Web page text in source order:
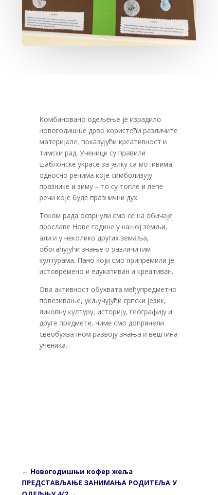
Комбиновано одељење је израдило
новогодишње дрво користећи различите
материјале, показујући креативност и
тимски рад. Ученици су правили
шаблонске украсе за јелку са мотивима,
односно речима које симболизују
празнике и зиму – то су топле и лепе
речи које буде празнични дух.
Током рада осврнули смо се на обичаје
прославе Нове године у нашој земљи,
али и у неколико других земаља,
обогаћујући знање о различитим
културама. Пано који смо припремили је
истовремено и едукативан и креативан.
Ова активност обухвата међупредметно
повезивање, укључујући српски језик,
ликовну културу, историју, географију и
друге предмете, чиме смо допринели
свеобухватном развоју знања и вештина
ученика.
← Новогодишњи кофер жеља
ПРЕДСТАВЉАЊЕ ЗАНИМАЊА РОДИТЕЉА У